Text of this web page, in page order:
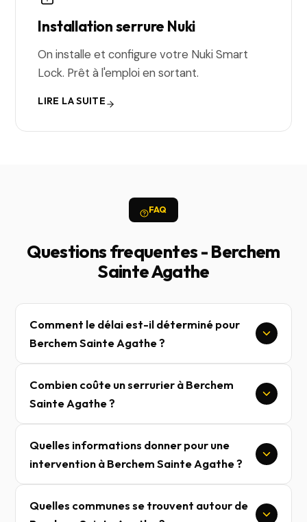
Installation serrure Nuki
On installe et configure votre Nuki Smart
Lock. Prêt à l'emploi en sortant.
LIRE LA SUITE
FAQ
Questions frequentes - Berchem
Sainte Agathe
Comment le délai est-il déterminé pour
Berchem Sainte Agathe ?
Combien coûte un serrurier à Berchem
Sainte Agathe ?
Quelles informations donner pour une
intervention à Berchem Sainte Agathe ?
Quelles communes se trouvent autour de